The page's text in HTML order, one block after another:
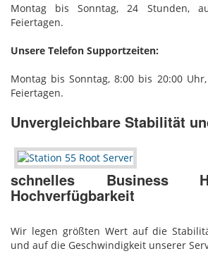
Montag bis Sonntag, 24 Stunden,
Feiertagen.
Unsere Telefon Supportzeiten:
Montag bis Sonntag, 8:00 bis 20:00
Feiertagen.
Unvergleichbare Stabilität
schnelles Business
Hochverfügbarkeit
Wir legen größten Wert auf die
und auf die Geschwindigkeit unserer